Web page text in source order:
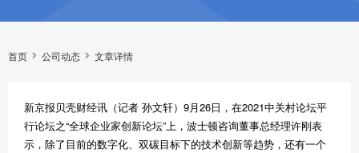
首页 公司动态 文章详情
新京报贝壳财经讯（记者 孙文轩）9月26日，在2021中关村论坛平
行论坛之“全球企业家创新论坛”上，波士顿咨询董事总经理许刚表
示，除了目前的数字化、双碳目标下的技术创新等趋势，还有一个